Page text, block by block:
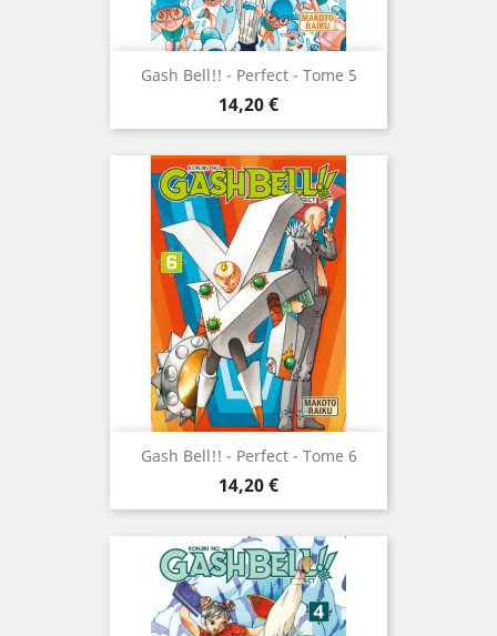
Gash Bell!! - Perfect - Tome 5
Prix
14,20 €
Gash Bell!! - Perfect - Tome 6
Prix
14,20 €